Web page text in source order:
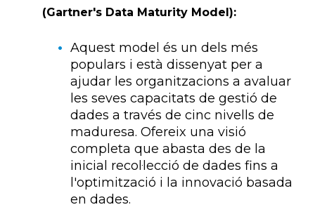
(Gartner's Data Maturity Model):
Aquest model és un dels més
populars i està dissenyat per a
ajudar les organitzacions a avaluar
les seves capacitats de gestió de
dades a través de cinc nivells de
maduresa. Ofereix una visió
completa que abasta des de la
inicial recol·lecció de dades fins a
l'optimització i la innovació basada
en dades.